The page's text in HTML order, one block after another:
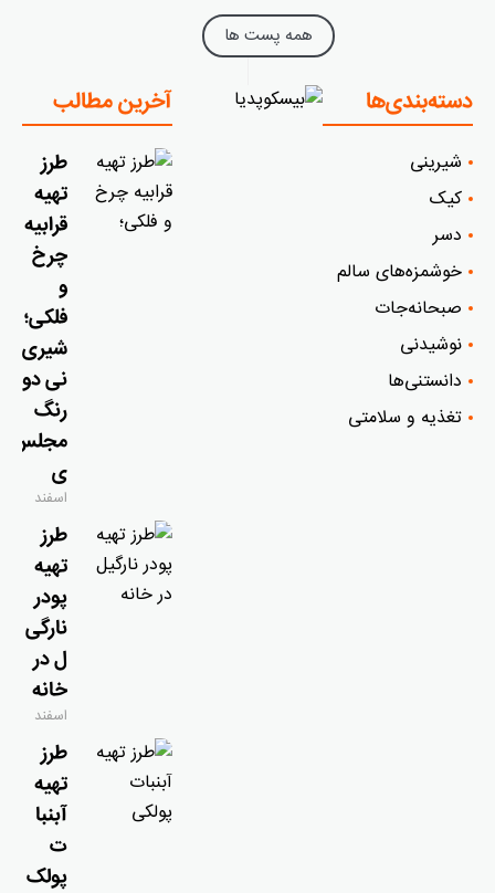
همه پست ها
دسته‌بندی‌ها
شیرینی
کیک
دسر
خوشمزه‌‌های سالم
صبحانه‌جات
نوشیدنی
دانستنی‌ها
تغذیه و سلامتی
آخرین مطالب
طرز
تهیه
قرابیه
چرخ
و
فلکی؛
شیری
نی دو
رنگ
مجلس
ی
اسفند
طرز
تهیه
پودر
نارگی
ل در
خانه
اسفند
طرز
تهیه
آبنبا
ت
پولک